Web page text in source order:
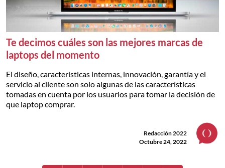
Te decimos cuáles son las mejores marcas de
laptops del momento
El diseño, características internas, innovación, garantía y el
servicio al cliente son solo algunas de las características
tomadas en cuenta por los usuarios para tomar la decisión de
que laptop comprar.
Redacción 2022
Octubre 24, 2022